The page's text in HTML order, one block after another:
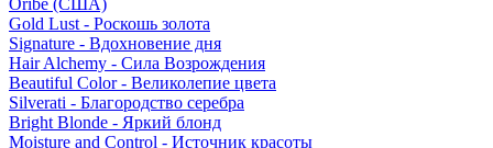
Oribe (США)
Gold Lust - Роскошь золота
Signature - Вдохновение дня
Hair Alchemy - Сила Возрождения
Beautiful Color - Великолепие цвета
Silverati - Благородство серебра
Bright Blonde - Яркий блонд
Moisture and Control - Источник красоты